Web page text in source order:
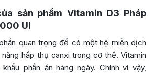
sản phẩm Vitamin D3 Pháp
UI
quan trọng để có một hệ miễn dịch
hấp thụ canxi trong cơ thể. Vitamin
phần ăn hàng ngày. Chính vì vậy,